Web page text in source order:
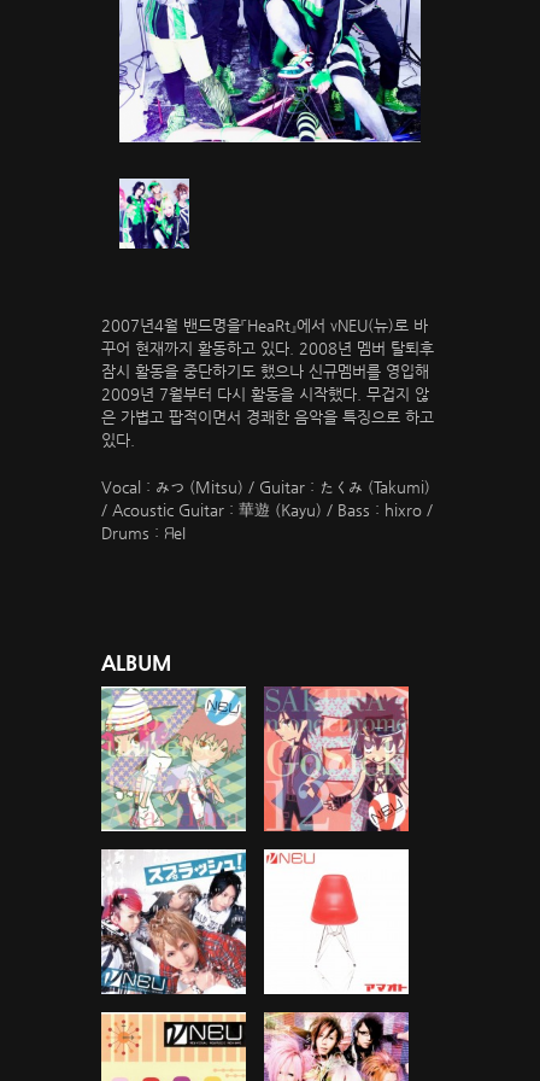
2007년4월 밴드명을『HeaRt』에서 νNEU(뉴)로 바
꾸어 현재까지 활동하고 있다. 2008년 멤버 탈퇴후
잠시 활동을 중단하기도 했으나 신규멤버를 영입해
2009년 7월부터 다시 활동을 시작했다. 무겁지 않
은 가볍고 팝적이면서 경쾌한 음악을 특징으로 하고
있다.
Vocal : みつ (Mitsu) / Guitar : たくみ (Takumi)
/ Acoustic Guitar : 華遊 (Kayu) / Bass : hixro /
Drums : ЯeI
ALBUM